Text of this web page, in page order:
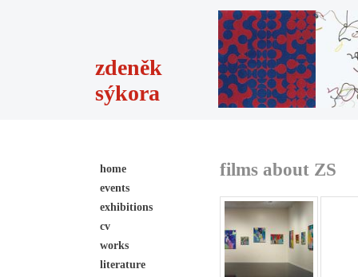
zdeněk
sýkora
home
events
exhibitions
cv
works
literature
films about ZS